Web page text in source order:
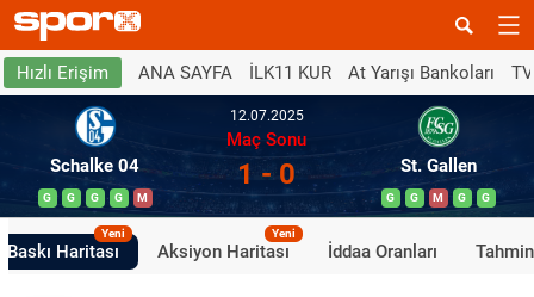
Hızlı Erişim ANA SAYFA İLK11 KUR At Yarışı Bankoları
Schalke 04
G G G G M
12.07.2025
Maç Sonu
1 - 0 St. Gallen
G G M G G
Baskı Haritası
Yeni
Aksiyon Haritası
Yeni
İddaa Oranları